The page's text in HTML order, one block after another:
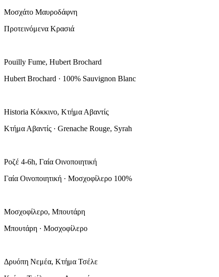
Μοσχάτο Μαυροδάφνη
Προτεινόμενα Κρασιά
Pouilly Fume, Hubert Brochard
Hubert Brochard · 100% Sauvignon Blanc
Historia Κόκκινο, Κτήμα Αβαντίς
Κτήμα Αβαντίς · Grenache Rouge, Syrah
Ροζέ 4-6h, Γαία Οινοποιητική
Γαία Οινοποιητική · Μοσχοφίλερο 100%
Μοσχοφίλερο, Μπουτάρη
Μπουτάρη · Μοσχοφίλερο
Δρυόπη Νεμέα, Κτήμα Τσέλε